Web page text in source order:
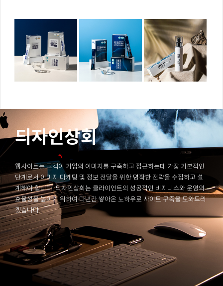
듸자인상회
웹사이트는 고객이 기업의 이미지를 구축하고 접근하는데 가장 기본적인
단계로서 이미지 마케팅 및 정보 전달을 위한 명확한 전략을 수집하고 설
계해야 합니다. 듸자인상회는 클라이언트의 성공적인 비지니스와 운영의
효율성을 높이기 위하여 다년간 쌓아온 노하우로 사이트 구축을 도와드리
겠습니다.